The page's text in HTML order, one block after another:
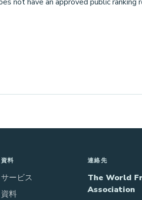
資料
サービス
資料
連絡先
The World
Association